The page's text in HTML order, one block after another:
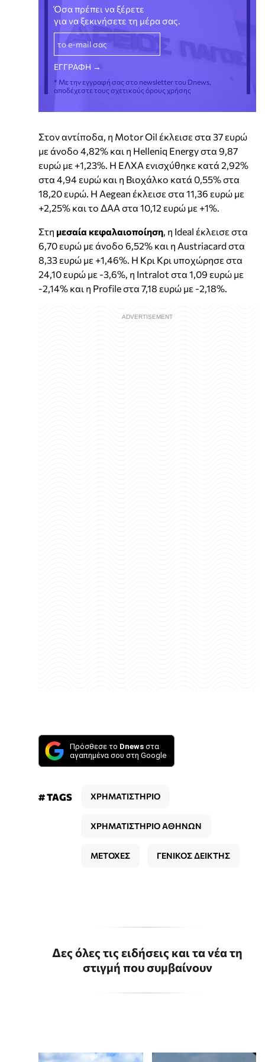
Όσα πρέπει να ξέρετε
για να ξεκινήσετε τη μέρα σας.
* Με την εγγραφή σας στο newsletter του Dnews,
αποδέχεστε τους σχετικούς όρους χρήσης
Στον αντίποδα, η Motor Oil έκλεισε στα 37 ευρώ
με άνοδο 4,82% και η Helleniq Energy στα 9,87
ευρώ με +1,23%. Η ΕΛΧΑ ενισχύθηκε κατά 2,92%
στα 4,94 ευρώ και η Βιοχάλκο κατά 0,55% στα
18,20 ευρώ. Η Aegean έκλεισε στα 11,36 ευρώ με
+2,25% και το ΔΑΑ στα 10,12 ευρώ με +1%.
Στη μεσαία κεφαλαιοποίηση , η Ideal έκλεισε στα
6,70 ευρώ με άνοδο 6,52% και η Austriacard στα
8,33 ευρώ με +1,46%. Η Κρι Κρι υποχώρησε στα
24,10 ευρώ με -3,6%, η Intralot στα 1,09 ευρώ με
-2,14% και η Profile στα 7,18 ευρώ με -2,18%.
Πρόσθεσε το Dnews στα
αγαπημένα σου στη Google
# TAGS ΧΡΗΜΑΤΙΣΤΗΡΙΟ
ΧΡΗΜΑΤΙΣΤΗΡΙΟ ΑΘΗΝΩΝ
ΜΕΤΟΧΕΣ ΓΕΝΙΚΟΣ ΔΕΙΚΤΗΣ
Δες όλες τις ειδήσεις και τα νέα τη
στιγμή που συμβαίνουν